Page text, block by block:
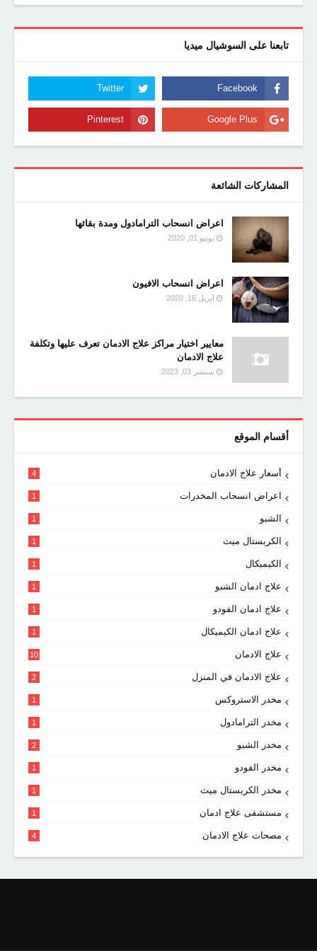
تابعنا على السوشيال ميديا
المشاركات الشائعة
اعراض انسحاب الترامادول ومدة بقائها
يونيو 01, 2020
اعراض انسحاب الافيون
أبريل 16, 2020
معايير اختيار مراكز علاج الادمان تعرف عليها وتكلفة
علاج الادمان
سبتمبر 03, 2023
أقسام الموقع
أسعار علاج الادمان 4
اعراض انسحاب المخدرات 1
الشبو 1
الكريستال ميث 1
الكيميكال 1
علاج ادمان الشبو 1
علاج ادمان الفودو 1
علاج ادمان الكيميكال 1
علاج الادمان 10
علاج الادمان في المنزل 2
مخدر الاستروكس 1
مخدر الترامادول 1
مخدر الشبو 2
مخدر الفودو 1
مخدر الكريستال ميث 1
مستشفى علاج ادمان 1
مصحات علاج الادمان 4